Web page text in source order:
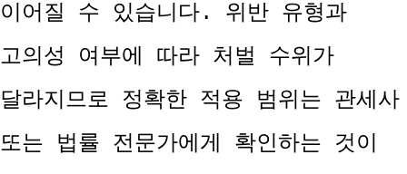
이어질 수 있습니다. 위반 유형과
고의성 여부에 따라 처벌 수위가
달라지므로 정확한 적용 범위는 관세사
또는 법률 전문가에게 확인하는 것이